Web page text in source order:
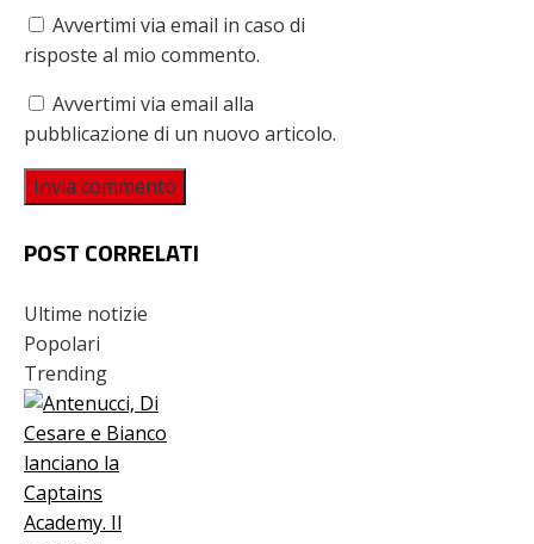
Avvertimi via email in caso di
risposte al mio commento.
Avvertimi via email alla
pubblicazione di un nuovo articolo.
POST CORRELATI
Ultime notizie
Popolari
Trending